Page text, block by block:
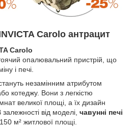
Carolo антрацит
Carolo
опалювальний пристрій, що
і печі.
незамінним атрибутом
котеджу. Вони з легкістю
великої площі, а їх дизайн
від моделі, чавунні печі
150 м² житлової площі.